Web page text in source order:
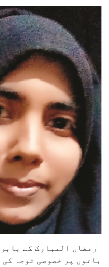
رمضان المبارک کے
باتوں پر خصوصی توجہ کی